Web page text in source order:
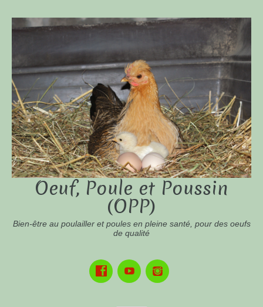
Oeuf, Poule et Poussin
(OPP)
Bien-être au poulailler et poules en pleine santé, pour des oeufs
de qualité